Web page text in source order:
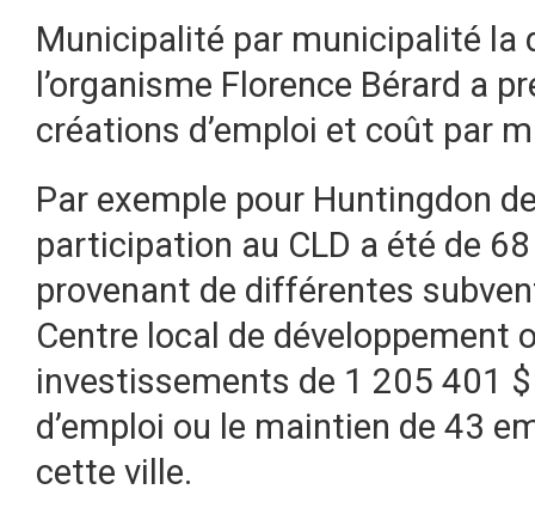
Municipalité par municipalité la
l’organisme Florence Bérard a
créations d’emploi et coût par
Par exemple pour Huntingdon
participation au CLD a été de
provenant de différentes
Centre local de développement
investissements de 1 205 401
d’emploi ou le maintien de 43
cette ville.